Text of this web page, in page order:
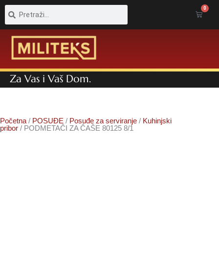
Pretraga 0
Cart
Za Vas i Vaš Dom.
Početna / POSUĐE / Posuđe za serviranje / Kuhinjski
pribor / PODMETAČI ZA ČAŠE 80125 8/1